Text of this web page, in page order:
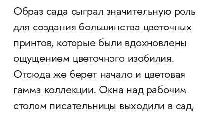
Образ сада сыграл значительную роль
для создания большинства цветочных
принтов, которые были вдохновлены
ощущением цветочного изобилия.
Отсюда же берет начало и цветовая
гамма коллекции. Окна над рабочим
столом писательницы выходили в сад,